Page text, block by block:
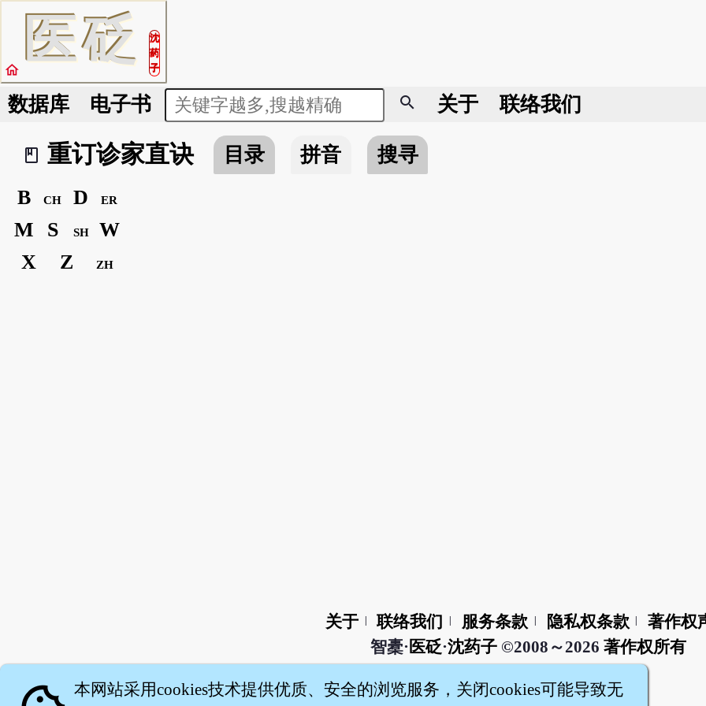
医砭
沈
药
子
home
数据库 电子书 search 关于 联络我们
book_2
重订诊家直诀 目录 拼音
搜寻
B
CH D ER
M S SH
W
X
Z ZH
关于 联络我们 服务条款 隐私权条款
著作权
智橐· 医砭·沈药子©2008～2026 著作权所有
本网站采用cookies技术提供优质、安全的浏览服务，关闭cookies可能导致无